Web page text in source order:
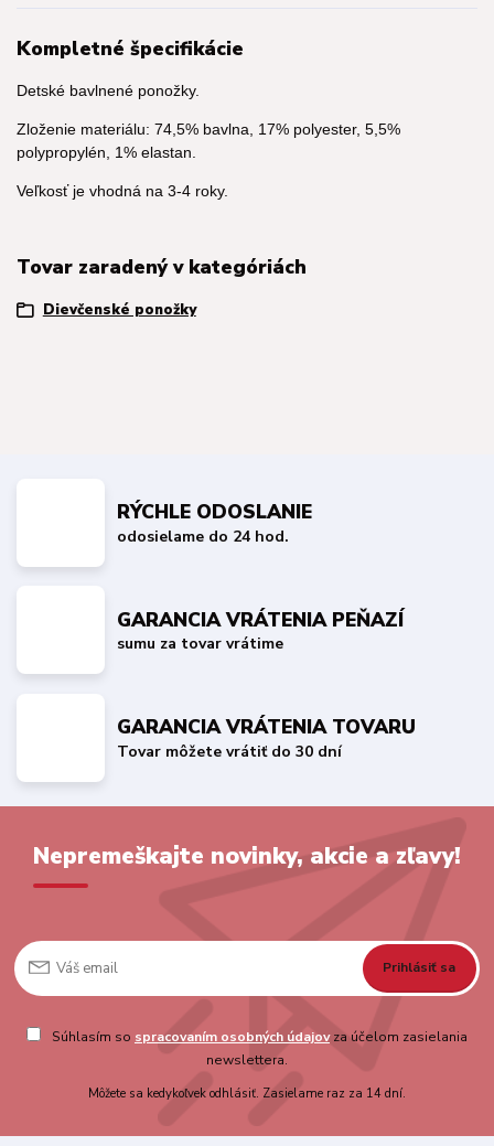
Kompletné špecifikácie
Detské bavlnené ponožky.
Zloženie materiálu: 74,5% bavlna, 17% polyester, 5,5%
polypropylén, 1% elastan.
Veľkosť je vhodná na 3-4 roky.
Tovar zaradený v kategóriách
Dievčenské ponožky
RÝCHLE ODOSLANIE
odosielame do 24 hod.
GARANCIA VRÁTENIA PEŇAZÍ
sumu za tovar vrátime
GARANCIA VRÁTENIA TOVARU
Tovar môžete vrátiť do 30 dní
Nepremeškajte novinky, akcie a zľavy!
Prihlásiť sa
Súhlasím so spracovaním osobných údajovza účelom zasielania
newslettera.
Môžete sa kedykoľvek odhlásiť. Zasielame raz za 14 dní.